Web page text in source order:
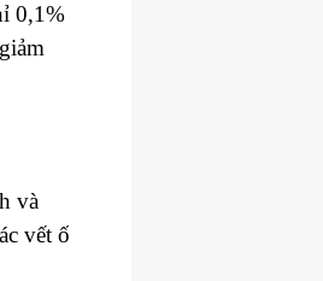
0,1%
và
vết ố